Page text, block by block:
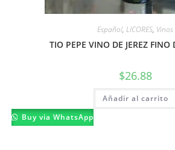
Español, LICORES, Vinos
TIO PEPE VINO DE JEREZ
$26.88
Añadir al carrito
Buy via WhatsApp